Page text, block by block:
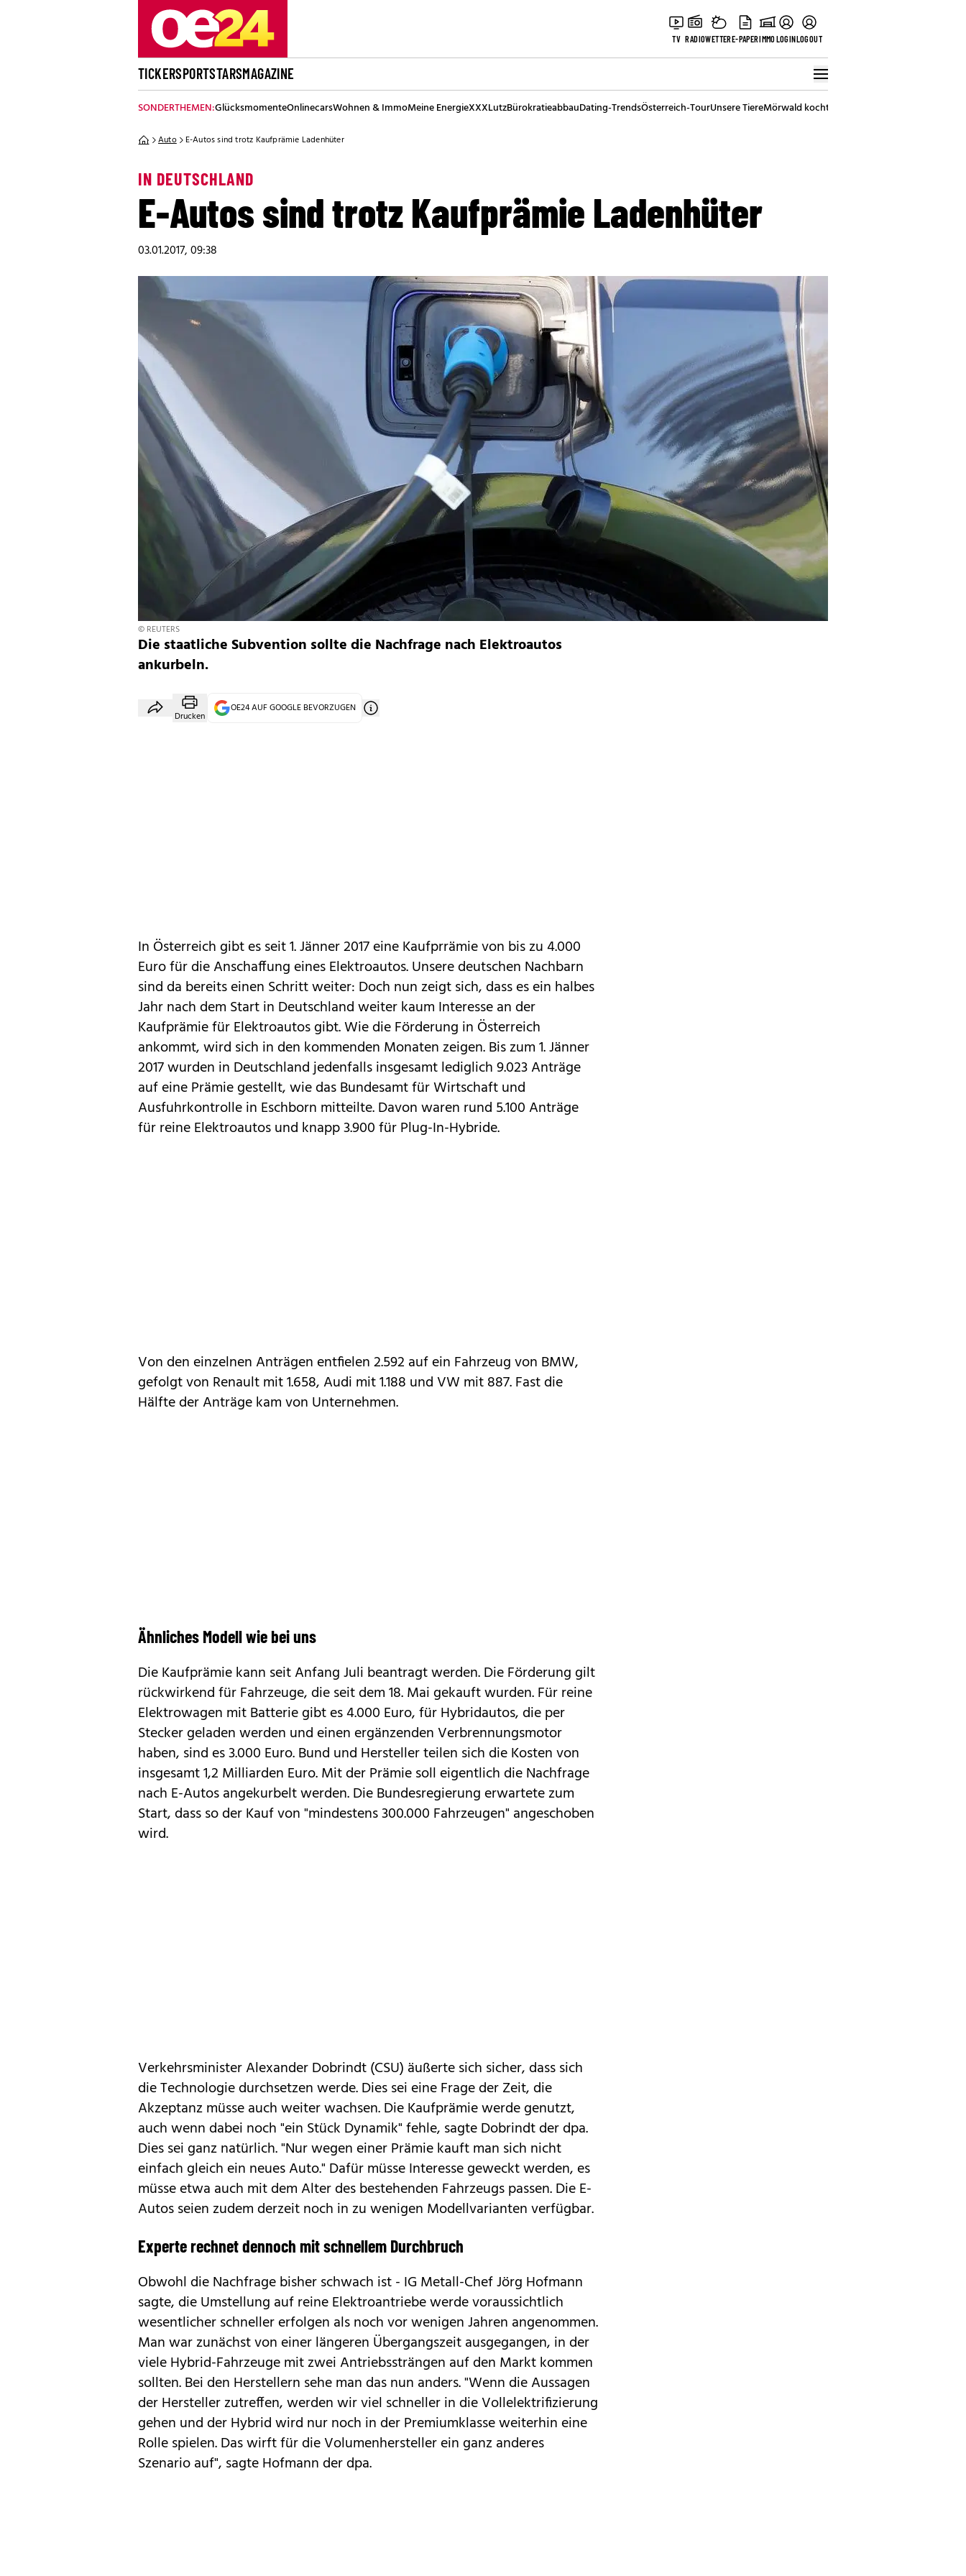
TV RADIOWETTERE-PAPERIMMOLOGINLOGOUT
TICKERSPORTSTARSMAGAZINE
SONDERTHEMEN:GlücksmomenteOnlinecarsWohnen & ImmoMeine EnergieXXXLutzBürokratieabbauDating-TrendsÖsterreich-TourUnsere TiereMörwald kocht
Auto E-Autos sind trotz Kaufprämie Ladenhüter
IN DEUTSCHLAND
E-Autos sind trotz Kaufprämie Ladenhüter
03.01.2017, 09:38
© REUTERS
Die staatliche Subvention sollte die Nachfrage nach Elektroautos
ankurbeln.
Drucken
OE24 AUF GOOGLE BEVORZUGEN
In Österreich gibt es seit1. Jänner 2017 eine Kaufprrämie von bis zu 4.000
Eurofür die Anschaffung eines Elektroautos. Unsere deutschen Nachbarn
sind da bereits einen Schritt weiter: Doch nun zeigt sich, dass es ein halbes
Jahr nach dem Start in Deutschland weiter kaum Interesse an der
Kaufprämie für Elektroautosgibt. Wie die Förderung in Österreich
ankommt, wird sich in den kommenden Monaten zeigen. Bis zum 1. Jänner
2017 wurden in Deutschland jedenfalls insgesamt lediglich 9.023 Anträge
auf eine Prämie gestellt, wie das Bundesamt für Wirtschaft und
Ausfuhrkontrolle in Eschborn mitteilte. Davon waren rund 5.100 Anträge
für reine Elektroautos und knapp 3.900 für Plug-In-Hybride.
Von den einzelnen Anträgen entfielen 2.592 auf ein Fahrzeug von BMW,
gefolgt von Renaultmit 1.658,Audi mit 1.188 undVW mit 887. Fast die
Hälfte der Anträge kam von Unternehmen.
Ähnliches Modell wie bei uns
Die Kaufprämie kann seit Anfang Juli beantragt werden. Die Förderung gilt
rückwirkend für Fahrzeuge, die seit dem 18. Mai gekauft wurden. Für reine
Elektrowagen mit Batterie gibt es 4.000 Euro, für Hybridautos, die per
Stecker geladen werden und einen ergänzenden Verbrennungsmotor
haben, sind es 3.000 Euro. Bund und Hersteller teilen sich die Kosten von
insgesamt 1,2 Milliarden Euro. Mit der Prämie soll eigentlich die Nachfrage
nach E-Autos angekurbelt werden. Die Bundesregierung erwartete zum
Start, dass so der Kauf von "mindestens 300.000 Fahrzeugen" angeschoben
wird.
Verkehrsminister Alexander Dobrindt (CSU) äußerte sich sicher, dass sich
die Technologie durchsetzen werde. Dies sei eine Frage der Zeit, die
Akzeptanz müsse auch weiter wachsen. Die Kaufprämie werde genutzt,
auch wenn dabei noch "ein Stück Dynamik" fehle, sagte Dobrindt der dpa.
Dies sei ganz natürlich. "Nur wegen einer Prämie kauft man sich nicht
einfach gleich ein neues Auto." Dafür müsse Interesse geweckt werden, es
müsse etwa auch mit dem Alter des bestehenden Fahrzeugs passen. Die E-
Autos seien zudem derzeit noch in zu wenigen Modellvarianten verfügbar.
Experte rechnet dennoch mit schnellem Durchbruch
Obwohl die Nachfrage bisher schwach ist - IG Metall-Chef Jörg Hofmann
sagte, die Umstellung auf reine Elektroantriebe werde voraussichtlich
wesentlicher schneller erfolgen als noch vor wenigen Jahren angenommen.
Man war zunächst von einer längeren Übergangszeit ausgegangen, in der
viele Hybrid-Fahrzeuge mit zwei Antriebssträngen auf den Markt kommen
sollten. Bei den Herstellern sehe man das nun anders. "Wenn die Aussagen
der Hersteller zutreffen, werden wir viel schneller in die Vollelektrifizierung
gehen und der Hybrid wird nur noch in der Premiumklasse weiterhin eine
Rolle spielen. Das wirft für die Volumenhersteller ein ganz anderes
Szenario auf", sagte Hofmann der dpa.